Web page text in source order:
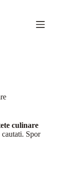
culinare
cautati. Spor